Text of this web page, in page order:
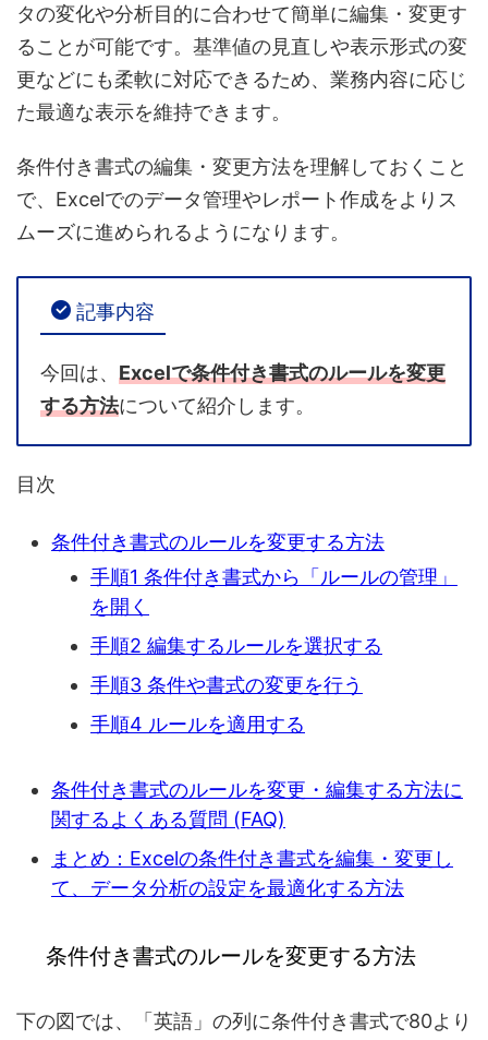
タの変化や分析目的に合わせて簡単に編集・変更す
ることが可能です。基準値の見直しや表示形式の変
更などにも柔軟に対応できるため、業務内容に応じ
た最適な表示を維持できます。
条件付き書式の編集・変更方法を理解しておくこと
で、Excelでのデータ管理やレポート作成をよりス
ムーズに進められるようになります。
記事内容
今回は、 Excelで条件付き書式のルールを変更
する方法について紹介します。
目次
条件付き書式のルールを変更する方法
手順1 条件付き書式から「ルールの管理」
を開く
手順2 編集するルールを選択する
手順3 条件や書式の変更を行う
手順4 ルールを適用する
条件付き書式のルールを変更・編集する方法に
関するよくある質問 (FAQ)
まとめ：Excelの条件付き書式を編集・変更し
て、データ分析の設定を最適化する方法
条件付き書式のルールを変更する方法
下の図では、「英語」の列に条件付き書式で80より